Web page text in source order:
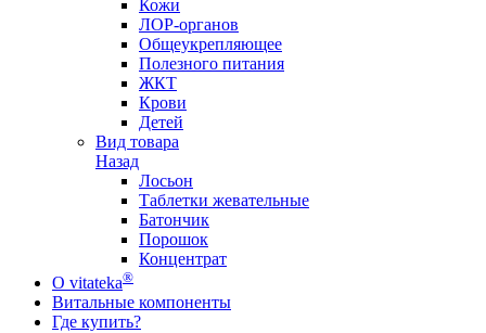
Кожи
ЛОР-органов
Общеукрепляющее
Полезного питания
ЖКТ
Крови
Детей
Вид товара
Назад
Лосьон
Таблетки жевательные
Батончик
Порошок
Концентрат
О vitateka®
Витальные компоненты
Где купить?